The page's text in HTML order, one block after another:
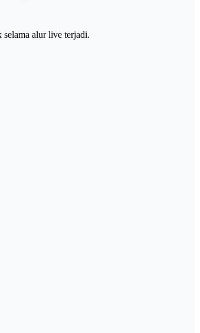
selama alur live terjadi.